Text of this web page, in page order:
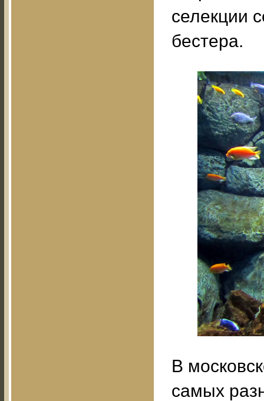
селекции
бестера.
В
самых